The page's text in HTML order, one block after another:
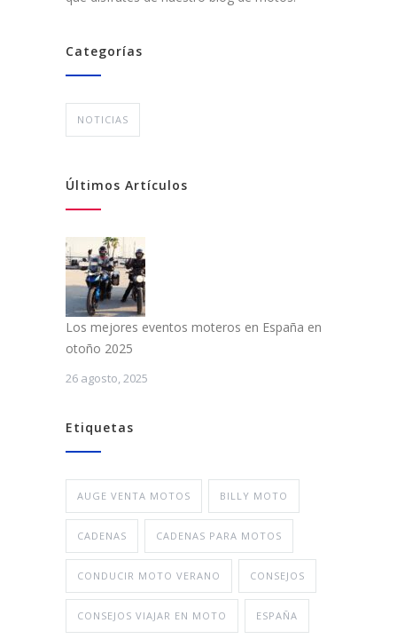
Categorías
NOTICIAS
Últimos Artículos
Los mejores eventos moteros en España en
otoño 2025
26 agosto, 2025
Etiquetas
AUGE VENTA MOTOS BILLY MOTO
CADENAS CADENAS PARA MOTOS
CONDUCIR MOTO VERANO CONSEJOS
CONSEJOS VIAJAR EN MOTO ESPAÑA